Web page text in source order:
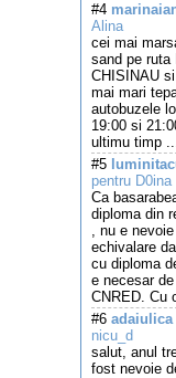
#4
Alina
cei mai
sand pe ruta
CHISINAU
mai mari
autobuzele
19:00 si
ultimu timp
#5
pentru D0ina
Ca
diploma din
, nu e
echivalare
cu diploma
e necesar
CNRED. Cu
#6 adaiulica
nicu_d
salut, anul
fost nevoie